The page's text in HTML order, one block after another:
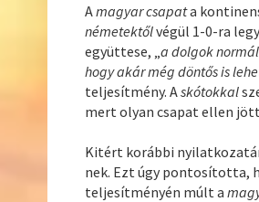
Amagyar csapata
németektőlvégül 1-0-ra
együttese, „a dolgok
hogy akár még döntős is
teljesítmény. Askótokkal
mert olyan csapat ellen
Kitért korábbi
nek. Ezt úgy pontosította,
teljesítményén múlt a